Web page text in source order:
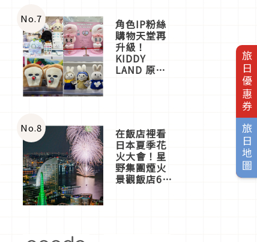
旅日優惠券
旅日地圖
一同給出了
答案
No.7 角色IP粉絲
購物天堂再
升級！
KIDDY
LAND 原宿
店3分即達
No.8 在飯店裡看
日本夏季花
火大會！星
野集團煙火
景觀飯店6